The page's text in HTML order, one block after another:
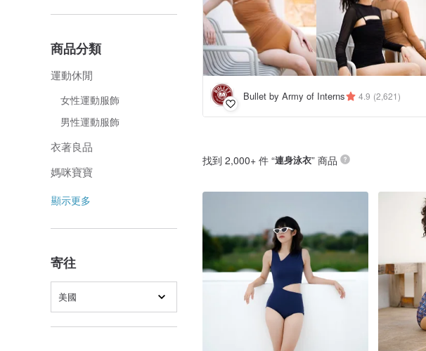
商品分類
運動休閒
女性運動服飾
男性運動服飾
衣著良品
媽咪寶寶
顯示更多
寄往
美國
Bullet by Army of Interns 4.9 (2,621)
找到 2,000+ 件 “連身泳衣” 商品